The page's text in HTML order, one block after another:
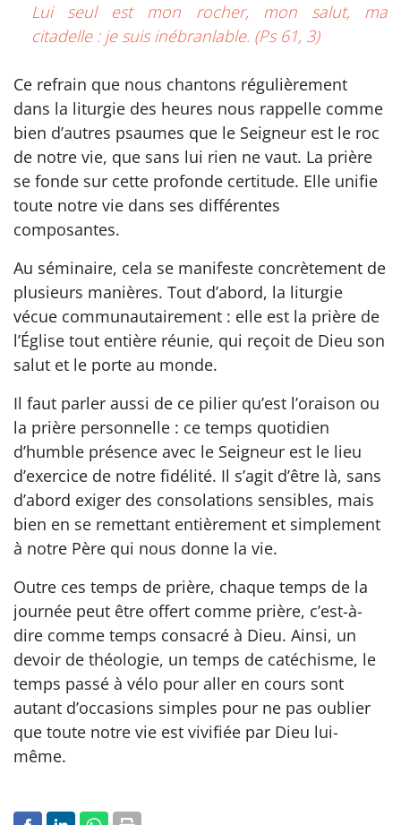
Lui seul est mon rocher, mon salut, ma
citadelle : je suis inébranlable. (Ps 61, 3)
Ce refrain que nous chantons régulièrement
dans la liturgie des heures nous rappelle comme
bien d’autres psaumes que le Seigneur est le roc
de notre vie, que sans lui rien ne vaut. La prière
se fonde sur cette profonde certitude. Elle unifie
toute notre vie dans ses différentes
composantes.
Au séminaire, cela se manifeste concrètement de
plusieurs manières. Tout d’abord, la liturgie
vécue communautairement : elle est la prière de
l’Église tout entière réunie, qui reçoit de Dieu son
salut et le porte au monde.
Il faut parler aussi de ce pilier qu’est l’oraison ou
la prière personnelle : ce temps quotidien
d’humble présence avec le Seigneur est le lieu
d’exercice de notre fidélité. Il s’agit d’être là, sans
d’abord exiger des consolations sensibles, mais
bien en se remettant entièrement et simplement
à notre Père qui nous donne la vie.
Outre ces temps de prière, chaque temps de la
journée peut être offert comme prière, c’est-à-
dire comme temps consacré à Dieu. Ainsi, un
devoir de théologie, un temps de catéchisme, le
temps passé à vélo pour aller en cours sont
autant d’occasions simples pour ne pas oublier
que toute notre vie est vivifiée par Dieu lui-
même.